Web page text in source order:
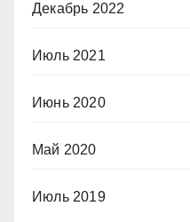
Декабрь 2022
Июль 2021
Июнь 2020
Май 2020
Июль 2019